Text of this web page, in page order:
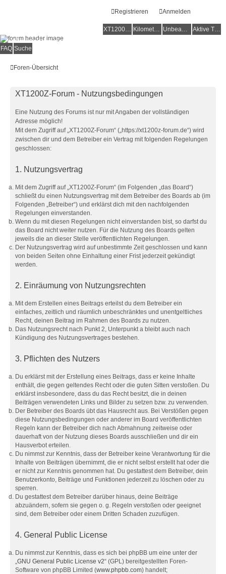
Anmelden
Registrieren
XT1200Z-Wiki Kilometerstatistik Unbeantwortete Themen Aktive Themen
Alles rund um die Yamaha XT1200Z Super Ténéré
FAQ Suche
Foren-Übersicht
XT1200Z-Forum - Nutzungsbedingungen
Eine Nutzung des Forums ist nur mit Angaben der vollständigen
Adresse möglich!
Mit dem Zugriff auf „XT1200Z-Forum“ („https://xt1200z-forum.de“) wird
zwischen dir und dem Betreiber ein Vertrag mit folgenden Regelungen
geschlossen:
1. Nutzungsvertrag
Mit dem Zugriff auf „XT1200Z-Forum“ (im Folgenden „das Board“)
schließt du einen Nutzungsvertrag mit dem Betreiber des Boards ab (im
Folgenden „Betreiber“) und erklärst dich mit den nachfolgenden
Regelungen einverstanden.
Wenn du mit diesen Regelungen nicht einverstanden bist, so darfst du
das Board nicht weiter nutzen. Für die Nutzung des Boards gelten
jeweils die an dieser Stelle veröffentlichten Regelungen.
Der Nutzungsvertrag wird auf unbestimmte Zeit geschlossen und kann
von beiden Seiten ohne Einhaltung einer Frist jederzeit gekündigt
werden.
2. Einräumung von Nutzungsrechten
Mit dem Erstellen eines Beitrags erteilst du dem Betreiber ein
einfaches, zeitlich und räumlich unbeschränktes und unentgeltliches
Recht, deinen Beitrag im Rahmen des Boards zu nutzen.
Das Nutzungsrecht nach Punkt 2, Unterpunkt a bleibt auch nach
Kündigung des Nutzungsvertrages bestehen.
3. Pflichten des Nutzers
Du erklärst mit der Erstellung eines Beitrags, dass er keine Inhalte
enthält, die gegen geltendes Recht oder die guten Sitten verstoßen. Du
erklärst insbesondere, dass du das Recht besitzt, die in deinen
Beiträgen verwendeten Links und Bilder zu setzen bzw. zu verwenden.
Der Betreiber des Boards übt das Hausrecht aus. Bei Verstößen gegen
diese Nutzungsbedingungen oder anderer im Board veröffentlichten
Regeln kann der Betreiber dich nach Abmahnung zeitweise oder
dauerhaft von der Nutzung dieses Boards ausschließen und dir ein
Hausverbot erteilen.
Du nimmst zur Kenntnis, dass der Betreiber keine Verantwortung für die
Inhalte von Beiträgen übernimmt, die er nicht selbst erstellt hat oder die
er nicht zur Kenntnis genommen hat. Du gestattest dem Betreiber, dein
Benutzerkonto, Beiträge und Funktionen jederzeit zu löschen oder zu
sperren.
Du gestattest dem Betreiber darüber hinaus, deine Beiträge
abzuändern, sofern sie gegen o. g. Regeln verstoßen oder geeignet
sind, dem Betreiber oder einem Dritten Schaden zuzufügen.
4. General Public License
Du nimmst zur Kenntnis, dass es sich bei phpBB um eine unter der
„GNU General Public License v2“ (GPL) bereitgestellten Foren-
Software von phpBB Limited (www.phpbb.com) handelt;